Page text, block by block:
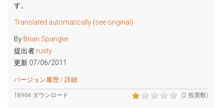
す。
Translated automatically (see original)
By Brian Spangler
提出者 rusty
更新 07/06/2011
バージョン履歴 / 詳細
(2 投票数)
18964 ダウンロード